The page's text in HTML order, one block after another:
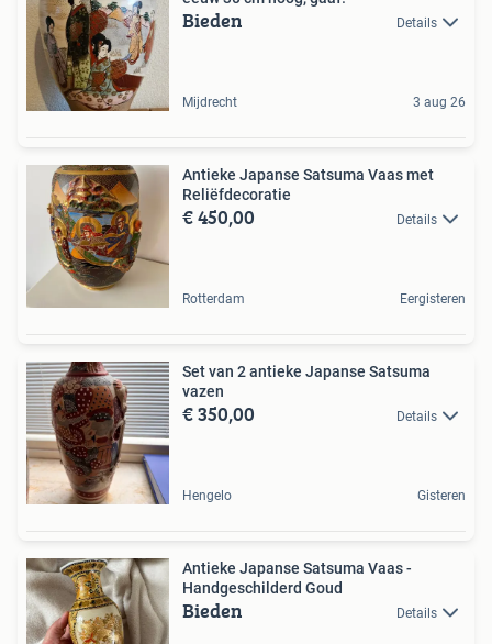
Bieden Details
Mijdrecht 3 aug 26
Antieke Japanse Satsuma Vaas met
Reliëfdecoratie
€ 450,00 Details
Rotterdam Eergisteren
Set van 2 antieke Japanse Satsuma
vazen
€ 350,00 Details
Hengelo Gisteren
Antieke Japanse Satsuma Vaas -
Handgeschilderd Goud
Bieden Details